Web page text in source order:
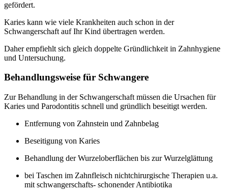
gefördert.
Karies kann wie viele Krankheiten auch schon in der
Schwangerschaft auf Ihr Kind übertragen werden.
Daher empfiehlt sich gleich doppelte Gründlichkeit in Zahnhygiene
und Untersuchung.
Behandlungsweise für Schwangere
Zur Behandlung in der Schwangerschaft müssen die Ursachen für
Karies und Parodontitis schnell und gründlich beseitigt werden.
Entfernung von Zahnstein und Zahnbelag
Beseitigung von Karies
Behandlung der Wurzeloberflächen bis zur Wurzelglättung
bei Taschen im Zahnfleisch nichtchirurgische Therapien u.a.
mit schwangerschafts- schonender Antibiotika